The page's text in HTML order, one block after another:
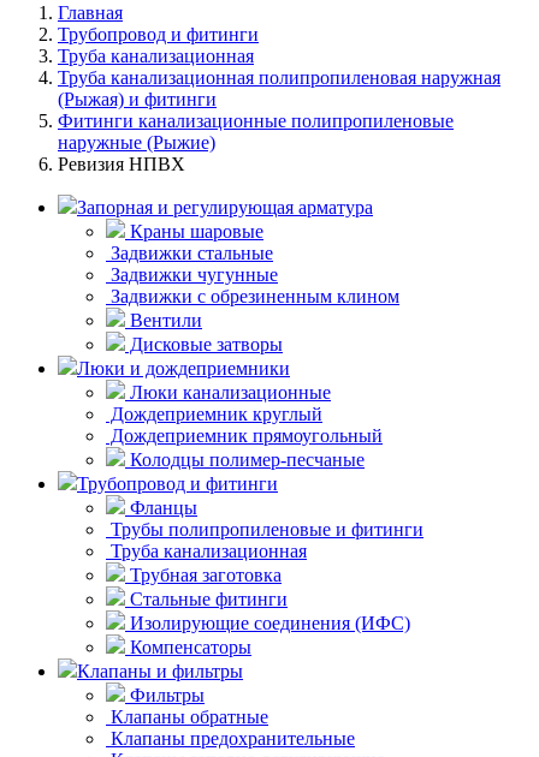
Главная
Трубопровод и фитинги
Труба канализационная
Труба канализационная полипропиленовая наружная
(Рыжая) и фитинги
Фитинги канализационные полипропиленовые
наружные (Рыжие)
Ревизия НПВХ
Запорная и регулирующая арматура
Краны шаровые
Задвижки стальные
Задвижки чугунные
Задвижки с обрезиненным клином
Вентили
Дисковые затворы
Люки и дождеприемники
Люки канализационные
Дождеприемник круглый
Дождеприемник прямоугольный
Колодцы полимер-песчаные
Трубопровод и фитинги
Фланцы
Трубы полипропиленовые и фитинги
Труба канализационная
Трубная заготовка
Стальные фитинги
Изолирующие соединения (ИФС)
Компенсаторы
Клапаны и фильтры
Фильтры
Клапаны обратные
Клапаны предохранительные